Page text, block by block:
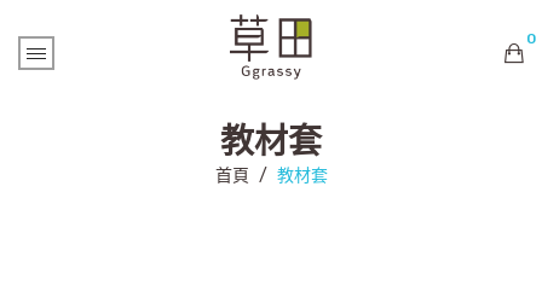
0
購物車內未有商品
教材套
首頁 / 教材套